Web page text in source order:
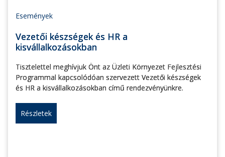
Események
Vezetői készségek és HR a
kisvállalkozásokban
Tisztelettel meghívjuk Önt az Üzleti Környezet Fejlesztési
Programmal kapcsolódóan szervezett Vezetői készségek
és HR a kisvállalkozásokban című rendezvényünkre.
Részletek